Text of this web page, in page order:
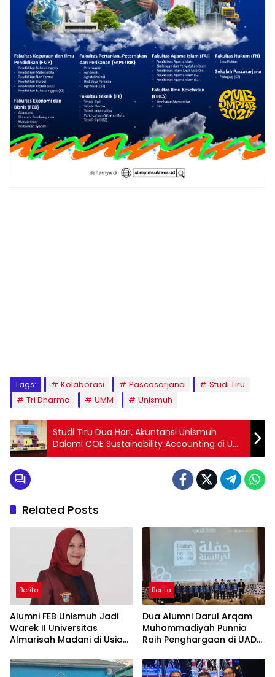
Tags: Kolaborasi Pascasarjana
Studi Tiru
Tri Dharma
UMM Unismuh
Studi Tiru Dua Hari, Akuntansi Unismuh
Dalami COE Sustainability Accounting di UM
Malang
Related Posts
Berita
Alumni FEB Unismuh Jadi
Warek II Universitas
Almarisah Madani di Usia
Berita
Dua Alumni Darul Arqam
Muhammadiyah Punnia
Raih Penghargaan di UAD